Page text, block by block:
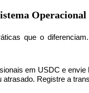
Operacional
que o
em USDC e
Registre a